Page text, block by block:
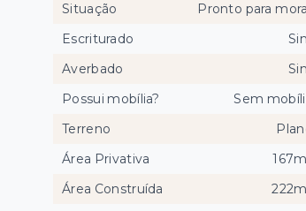
Situação
Pronto para
Escriturado
Averbado
Possui mobília?
Sem
Terreno
Área Privativa
Área Construída